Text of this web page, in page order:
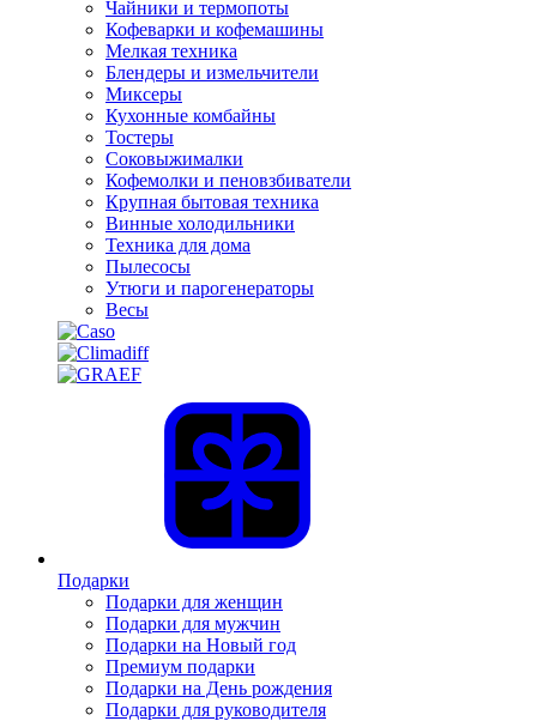
Чайники и термопоты
Кофеварки и кофемашины
Мелкая техника
Блендеры и измельчители
Миксеры
Кухонные комбайны
Тостеры
Соковыжималки
Кофемолки и пеновзбиватели
Крупная бытовая техника
Винные холодильники
Техника для дома
Пылесосы
Утюги и парогенераторы
Весы
Подарки
Подарки для женщин
Подарки для мужчин
Подарки на Новый год
Премиум подарки
Подарки на День рождения
Подарки для руководителя